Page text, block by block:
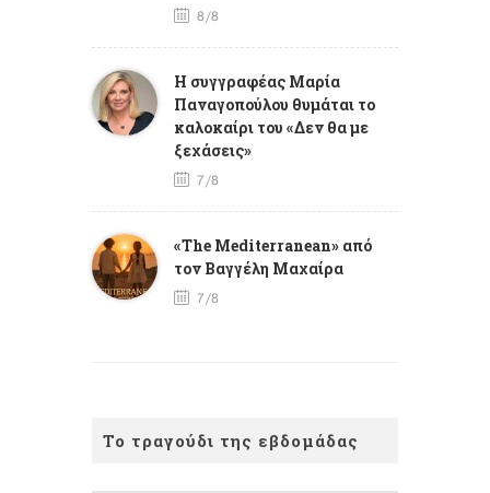
8/8
Η συγγραφέας Μαρία
Παναγοπούλου θυμάται το
καλοκαίρι του «Δεν θα με
ξεχάσεις»
7/8
«The Mediterranean» από
τον Βαγγέλη Μαχαίρα
7/8
Το τραγούδι της εβδομάδας